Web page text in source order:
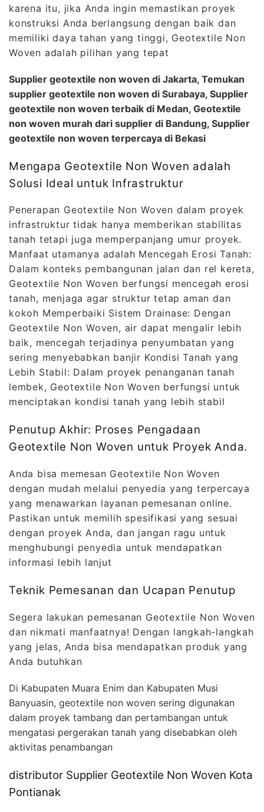
karena itu, jika Anda ingin memastikan proyek
konstruksi Anda berlangsung dengan baik dan
memiliki daya tahan yang tinggi, Geotextile Non
Woven adalah pilihan yang tepat
Supplier geotextile non woven di Jakarta, Temukan
supplier geotextile non woven di Surabaya, Supplier
geotextile non woven terbaik di Medan, Geotextile
non woven murah dari supplier di Bandung, Supplier
geotextile non woven terpercaya di Bekasi
Mengapa Geotextile Non Woven adalah
Solusi Ideal untuk Infrastruktur
Penerapan Geotextile Non Woven dalam proyek
infrastruktur tidak hanya memberikan stabilitas
tanah tetapi juga memperpanjang umur proyek.
Manfaat utamanya adalah Mencegah Erosi Tanah:
Dalam konteks pembangunan jalan dan rel kereta,
Geotextile Non Woven berfungsi mencegah erosi
tanah, menjaga agar struktur tetap aman dan
kokoh Memperbaiki Sistem Drainase: Dengan
Geotextile Non Woven, air dapat mengalir lebih
baik, mencegah terjadinya penyumbatan yang
sering menyebabkan banjir Kondisi Tanah yang
Lebih Stabil: Dalam proyek penanganan tanah
lembek, Geotextile Non Woven berfungsi untuk
menciptakan kondisi tanah yang lebih stabil
Penutup Akhir: Proses Pengadaan
Geotextile Non Woven untuk Proyek Anda.
Anda bisa memesan Geotextile Non Woven
dengan mudah melalui penyedia yang terpercaya
yang menawarkan layanan pemesanan online.
Pastikan untuk memilih spesifikasi yang sesuai
dengan proyek Anda, dan jangan ragu untuk
menghubungi penyedia untuk mendapatkan
informasi lebih lanjut
Teknik Pemesanan dan Ucapan Penutup
Segera lakukan pemesanan Geotextile Non Woven
dan nikmati manfaatnya! Dengan langkah-langkah
yang jelas, Anda bisa mendapatkan produk yang
Anda butuhkan
Di Kabupaten Muara Enim dan Kabupaten Musi
Banyuasin, geotextile non woven sering digunakan
dalam proyek tambang dan pertambangan untuk
mengatasi pergerakan tanah yang disebabkan oleh
aktivitas penambangan
distributor Supplier Geotextile Non Woven Kota
Pontianak